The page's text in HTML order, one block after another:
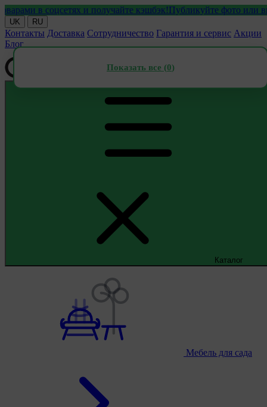
в соцсетях и получайте кэшбэк!Публикуйте фото или видео
UK RU
Контакты Доставка Сотрудничество Гарантия и сервис Акции
Блог
Каталог
Мебель для сада
Показать все (0)